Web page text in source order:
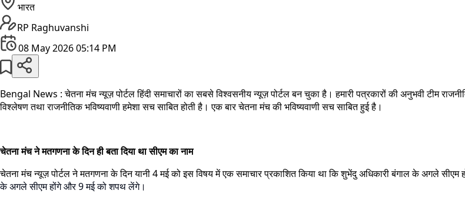
भारत
RP Raghuvanshi
08 May 2026 05:14 PM
Bengal News :चेतना मंच न्यूज़ पोर्टल हिंदी समाचारों का सबसे विश्वसनीय न्यूज़ पोर्टल बन चुका है। हमारी पत्रकारों की अनुभवी टीम
विश्लेषण तथा राजनीतिक भविष्यवाणी हमेशा सच साबित होती है। एक बार चेतना मंच की भविष्यवाणी सच साबित हुई है।
चेतना मंच ने मतगणना के दिन ही बता दिया था सीएम का नाम
चेतना मंच न्यूज़ पोर्टल ने मतगणना के दिन यानी 4 मई को इस विषय में एक समाचार प्रकाशित किया था कि शुभेंदु अधिकारी बंगाल के अगले सीएम
के अगले सीएम होंगे और 9 मई को शपथ लेंगे।